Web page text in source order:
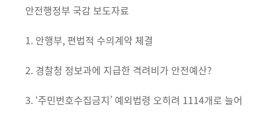
안전행정부 국감 보도자료
1. 안행부, 편법적 수의계약 체결
2. 경찰청 정보과에 지급한 격려비가 안전예산?
3. ‘주민번호수집금지’ 예외법령 오히려 1114개로 늘어